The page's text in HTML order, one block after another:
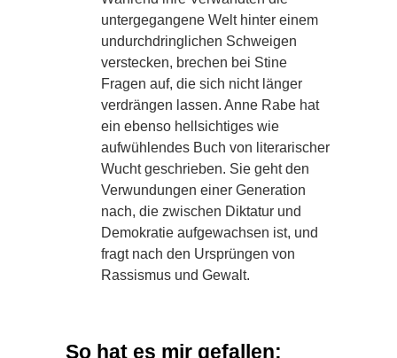
untergegangene Welt hinter einem
undurchdringlichen Schweigen
verstecken, brechen bei Stine
Fragen auf, die sich nicht länger
verdrängen lassen. Anne Rabe hat
ein ebenso hellsichtiges wie
aufwühlendes Buch von literarischer
Wucht geschrieben. Sie geht den
Verwundungen einer Generation
nach, die zwischen Diktatur und
Demokratie aufgewachsen ist, und
fragt nach den Ursprüngen von
Rassismus und Gewalt.
So hat es mir gefallen: